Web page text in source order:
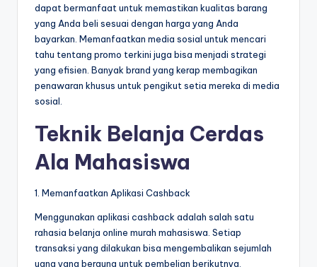
dapat bermanfaat untuk memastikan kualitas barang
yang Anda beli sesuai dengan harga yang Anda
bayarkan. Memanfaatkan media sosial untuk mencari
tahu tentang promo terkini juga bisa menjadi strategi
yang efisien. Banyak brand yang kerap membagikan
penawaran khusus untuk pengikut setia mereka di media
sosial.
Teknik Belanja Cerdas
Ala Mahasiswa
1. Memanfaatkan Aplikasi Cashback
Menggunakan aplikasi cashback adalah salah satu
rahasia belanja online murah mahasiswa. Setiap
transaksi yang dilakukan bisa mengembalikan sejumlah
uang yang berguna untuk pembelian berikutnya.